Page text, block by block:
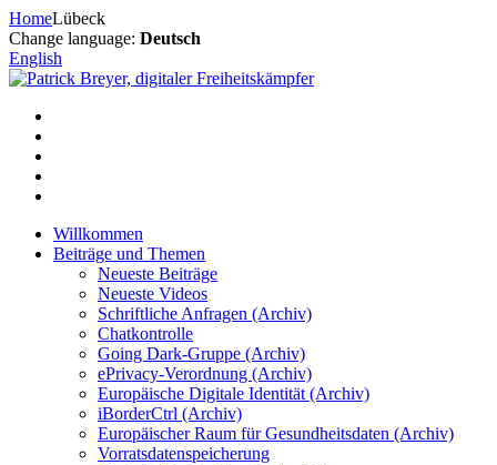
Zum
Inhalt
springen
HomeLübeck
Change language: Deutsch
English
Willkommen
Beiträge und Themen
Neueste Beiträge
Neueste Videos
Schriftliche Anfragen (Archiv)
Chatkontrolle
Going Dark-Gruppe (Archiv)
ePrivacy-Verordnung (Archiv)
Europäische Digitale Identität (Archiv)
iBorderCtrl (Archiv)
Europäischer Raum für Gesundheitsdaten (Archiv)
Vorratsdatenspeicherung